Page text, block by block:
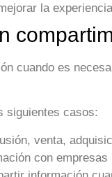
la
cuando es
siguientes casos:
venta,
con